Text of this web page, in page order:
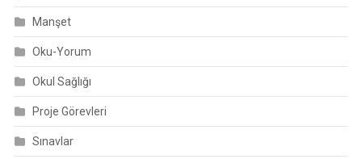
Manşet
Oku-Yorum
Okul Sağlığı
Proje Görevleri
Sınavlar